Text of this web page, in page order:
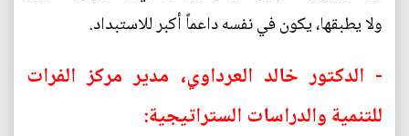
ولا يطبقها، يكون في نفسه داعماً أكبر للاستبداد.
- الدكتور خالد العرداوي، مدير مركز الفرات
للتنمية والدراسات الستراتيجية: